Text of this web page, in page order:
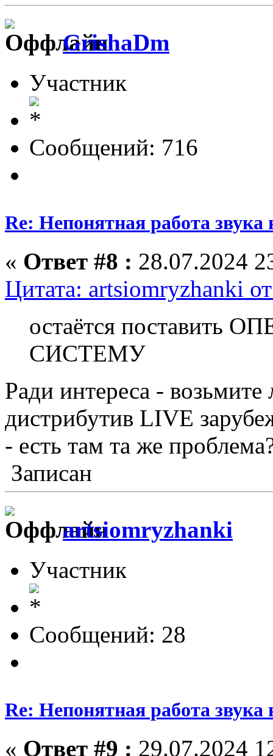
GrishaDm
Участник
Сообщений: 716
Re: Непонятная работа
« Ответ #8 : 28.07.2024
Цитата: artsiomryzhanki
остаётся
СИСТЕМУ
Ради интереса -
дистрибутив LIVE
- есть там та же
Записан
artsiomryzhanki
Участник
Сообщений: 28
Re: Непонятная работа
« Ответ #9 : 29.07.2024